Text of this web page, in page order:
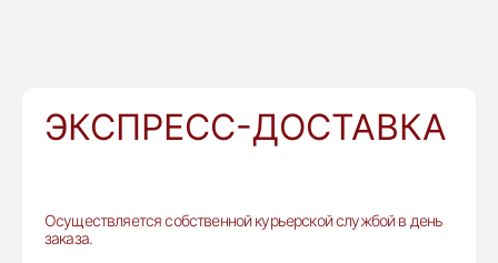
ЭКСПРЕСС-ДОСТАВКА
Осуществляется собственной курьерской службой в день
заказа.